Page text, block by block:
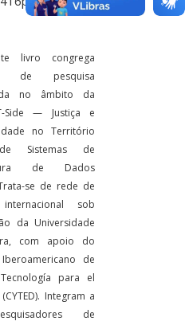
livro congrega
de pesquisa
no âmbito da
Side — Justiça e
no Território
Sistemas de
de Dados
se de rede de
sob
da Universidade
com apoio do
de
para el
Integram a
de